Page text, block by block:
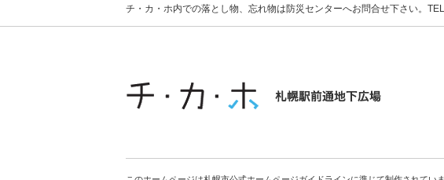
チ・カ・ホ内での落とし物、忘れ物は防災センターへお問合せ下さい。